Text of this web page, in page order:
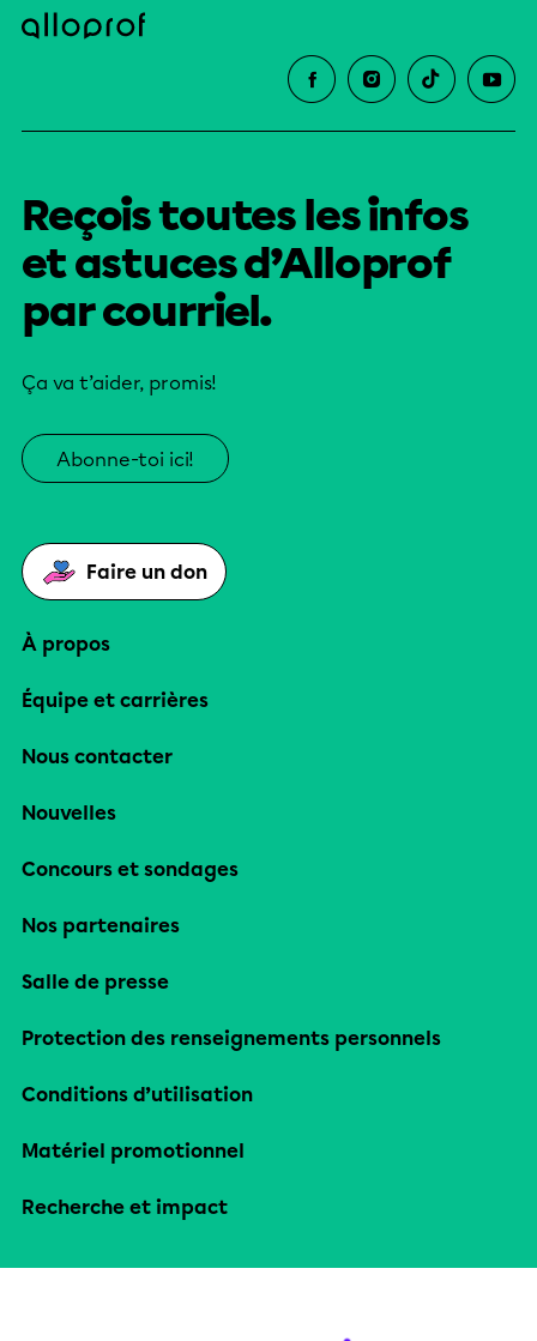
Reçois toutes les infos
et astuces d’Alloprof
par courriel.
Ça va t’aider, promis!
Abonne-toi ici!
Faire un don
À propos
Équipe et carrières
Nous contacter
Nouvelles
Concours et sondages
Nos partenaires
Salle de presse
Protection des renseignements personnels
Conditions d’utilisation
Matériel promotionnel
Recherche et impact